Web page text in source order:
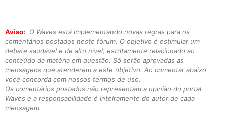
Aviso:
O Waves está implementando novas regras para os
comentários postados neste fórum. O objetivo é estimular um
debate saudável e de alto nível, estritamente relacionado ao
conteúdo da matéria em questão. Só serão aprovadas as
mensagens que atenderem a este objetivo. Ao comentar abaixo
você concorda com nossos termos de uso.
Os comentários postados não representam a opinião do portal
Waves e a responsabilidade é inteiramente do autor de cada
mensagem.